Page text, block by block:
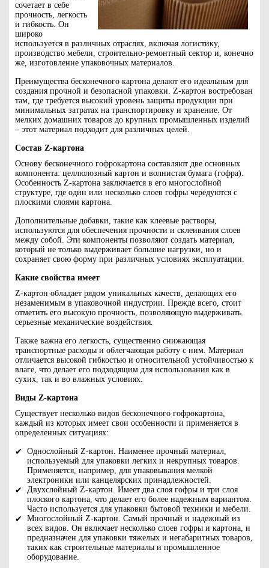
сочетает в себе
прочность, легкость
и гибкость. Он
широко
используется в различных отраслях, включая логистику,
производство мебели, строительно-ремонтный сектор и, конечно
же, изготовление упаковочных материалов.
Преимущества бесконечного картона делают его идеальным для
создания прочной и безопасной упаковки. Z-картон востребован
там, где требуется высокий уровень защиты продукции при
минимальных затратах на транспортировку и хранение. От
мелких домашних товаров до крупных промышленных изделий
– этот материал подходит для различных целей.
Состав Z-картона
Основу бесконечного гофрокартона составляют две основных
компонента: целлюлозный картон и волнистая бумага (гофра).
Особенность Z-картона заключается в его многослойной
структуре, где один или несколько слоев гофры чередуются с
плоскими слоями картона.
Дополнительные добавки, такие как клеевые растворы,
используются для обеспечения прочности и склеивания слоев
между собой. Эти компоненты позволяют создать материал,
который не только выдерживает большие нагрузки, но и
сохраняет свою форму при различных условиях эксплуатации.
Какие свойства имеет
Z-картон обладает рядом уникальных качеств, делающих его
незаменимым в упаковочной индустрии. Прежде всего, стоит
отметить его высокую прочность, позволяющую выдерживать
серьезные механические воздействия.
Также важна его легкость, существенно снижающая
транспортные расходы и облегчающая работу с ним. Материал
отличается высокой гибкостью и относительной устойчивостью к
влаге, что делает его подходящим для использования как в
сухих, так и во влажных условиях.
Виды Z-картона
Существует несколько видов бесконечного гофрокартона,
каждый из которых имеет свои особенности и применяется в
определенных ситуациях:
Однослойный Z-картон. Наименее прочный материал,
используемый для упаковки легких и некрупных товаров.
Применяется, например, для упаковывания мелкой
электроники или канцелярских принадлежностей.
Двухслойный Z-картон. Имеет два слоя гофры и три слоя
плоского картона, что делает его более надежным вариантом.
Часто используется для упаковки бытовой техники и мебели.
Многослойный Z-картон. Самый прочный и надежный из
всех видов. Он включает несколько слоев гофры и картона, и
предназначен для упаковки тяжелых и негабаритных товаров,
таких как строительные материалы и промышленное
оборудование.